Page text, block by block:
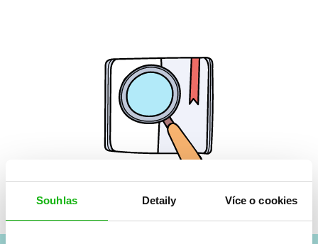
Souhlas Detaily Více o cookies
Žádné knihy nenalezeny.